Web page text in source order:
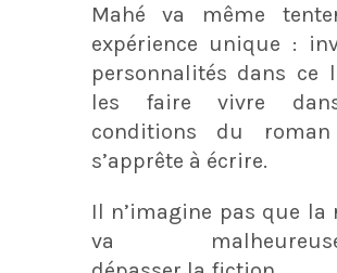
Mahé va même
expérience unique :
personnalités dans ce
les faire vivre
conditions du roman
s’apprête à écrire.
Il n’imagine pas que la
va